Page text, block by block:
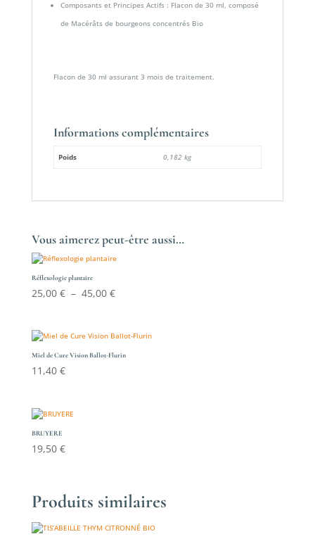
Composants et Principes Actifs : Flacon de 30 ml, composé
de Macérâts de bourgeons concentrés Bio
Flacon de 30 ml assurant 3 mois de traitement.
Informations complémentaires
Poids 0,182 kg
Vous aimerez peut-être aussi…
Réflexologie plantaire
25,00 € – 45,00 €Plage
25,00 €
à
Miel de Cure Vision Ballot-Flurin
11,40 €
BRUYERE
19,50 €
Produits similaires